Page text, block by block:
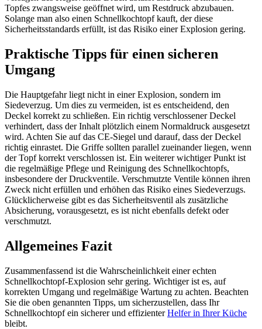
Topfes zwangsweise geöffnet wird, um Restdruck abzubauen.
Solange man also einen Schnellkochtopf kauft, der diese
Sicherheitsstandards erfüllt, ist das Risiko einer Explosion gering​​.
Praktische Tipps für einen sicheren
Umgang
Die Hauptgefahr liegt nicht in einer Explosion, sondern im
Siedeverzug. Um dies zu vermeiden, ist es entscheidend, den
Deckel korrekt zu schließen. Ein richtig verschlossener Deckel
verhindert, dass der Inhalt plötzlich einem Normaldruck ausgesetzt
wird. Achten Sie auf das CE-Siegel und darauf, dass der Deckel
richtig einrastet. Die Griffe sollten parallel zueinander liegen, wenn
der Topf korrekt verschlossen ist. Ein weiterer wichtiger Punkt ist
die regelmäßige Pflege und Reinigung des Schnellkochtopfs,
insbesondere der Druckventile. Verschmutzte Ventile können ihren
Zweck nicht erfüllen und erhöhen das Risiko eines Siedeverzugs.
Glücklicherweise gibt es das Sicherheitsventil als zusätzliche
Absicherung, vorausgesetzt, es ist nicht ebenfalls defekt oder
verschmutzt​​.
Allgemeines Fazit
Zusammenfassend ist die Wahrscheinlichkeit einer echten
Schnellkochtopf-Explosion sehr gering. Wichtiger ist es, auf
korrekten Umgang und regelmäßige Wartung zu achten. Beachten
Sie die oben genannten Tipps, um sicherzustellen, dass Ihr
Schnellkochtopf ein sicherer und effizienterHelfer in Ihrer Küche
bleibt​​.